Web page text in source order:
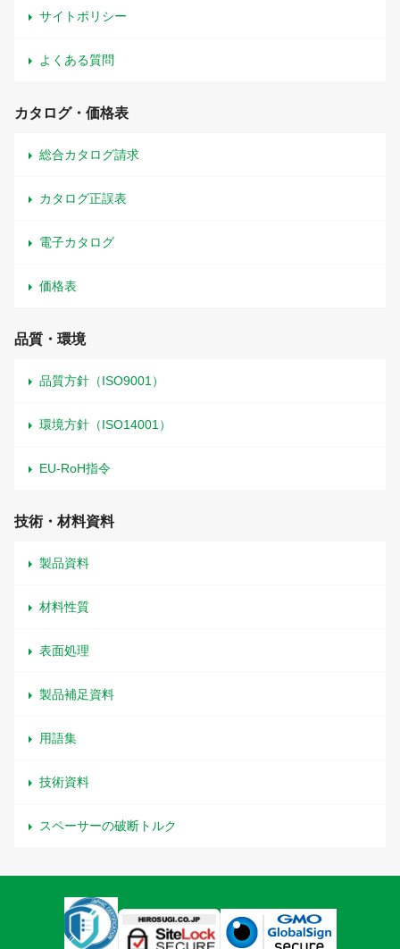
サイトポリシー
よくある質問
カタログ・価格表
総合カタログ請求
カタログ正誤表
電子カタログ
価格表
品質・環境
品質方針（ISO9001）
環境方針（ISO14001）
EU-RoH指令
技術・材料資料
製品資料
材料性質
表面処理
製品補足資料
用語集
技術資料
スペーサーの破断トルク